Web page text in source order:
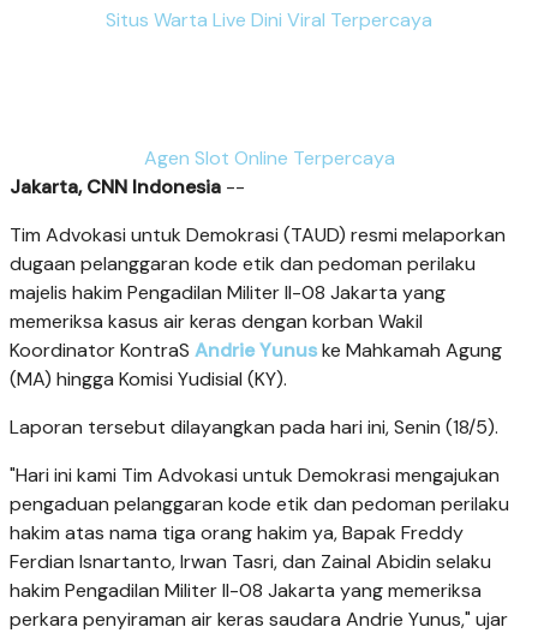
Situs Warta Live Dini Viral Terpercaya
Agen Slot Online Terpercaya
Jakarta, CNN Indonesia --
Tim Advokasi untuk Demokrasi (TAUD) resmi melaporkan
dugaan pelanggaran kode etik dan pedoman perilaku
majelis hakim Pengadilan Militer II-08 Jakarta yang
memeriksa kasus air keras dengan korban Wakil
Koordinator KontraS Andrie Yunuske Mahkamah Agung
(MA) hingga Komisi Yudisial (KY).
Laporan tersebut dilayangkan pada hari ini, Senin (18/5).
"Hari ini kami Tim Advokasi untuk Demokrasi mengajukan
pengaduan pelanggaran kode etik dan pedoman perilaku
hakim atas nama tiga orang hakim ya, Bapak Freddy
Ferdian Isnartanto, Irwan Tasri, dan Zainal Abidin selaku
hakim Pengadilan Militer II-08 Jakarta yang memeriksa
perkara penyiraman air keras saudara Andrie Yunus," ujar